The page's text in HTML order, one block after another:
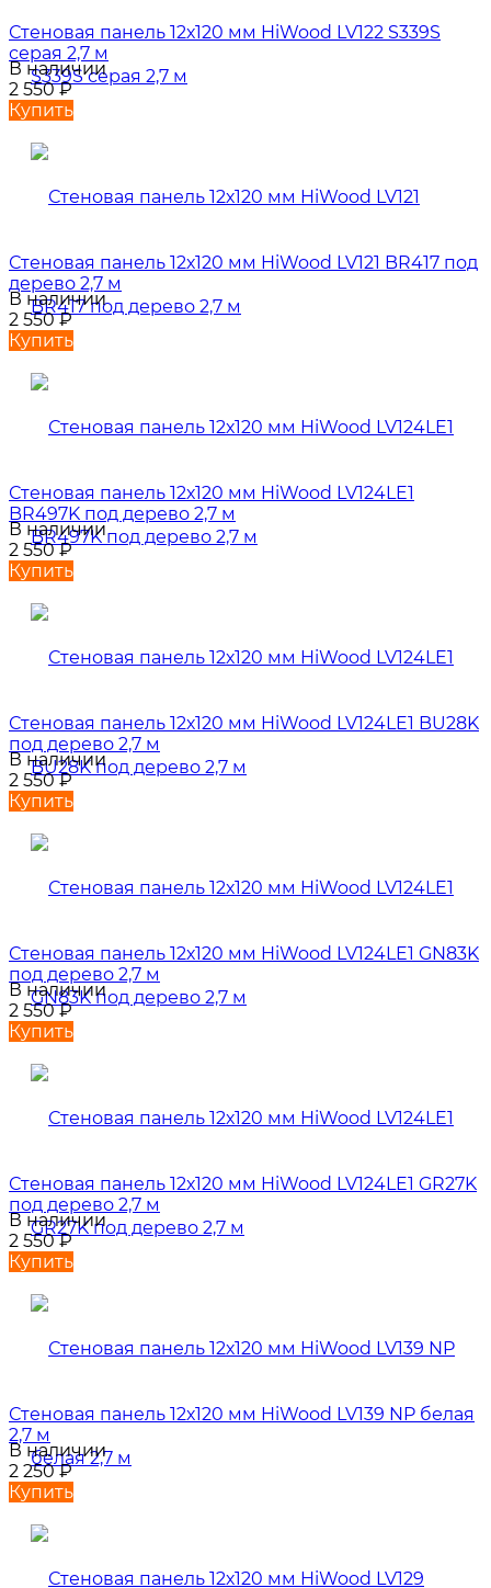
Стеновая панель 12х120 мм HiWood LV122 S339S
серая 2,7 м
В наличии
2 550₽
Купить
Стеновая панель 12х120 мм HiWood LV121 BR417 под
дерево 2,7 м
В наличии
2 550₽
Купить
Стеновая панель 12х120 мм HiWood LV124LE1
BR497K под дерево 2,7 м
В наличии
2 550₽
Купить
Стеновая панель 12х120 мм HiWood LV124LE1 BU28K
под дерево 2,7 м
В наличии
2 550₽
Купить
Стеновая панель 12х120 мм HiWood LV124LE1 GN83K
под дерево 2,7 м
В наличии
2 550₽
Купить
Стеновая панель 12х120 мм HiWood LV124LE1 GR27K
под дерево 2,7 м
В наличии
2 550₽
Купить
Стеновая панель 12х120 мм HiWood LV139 NP белая
2,7 м
В наличии
2 250₽
Купить